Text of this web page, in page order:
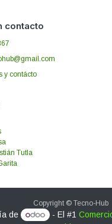
contacto
y contácto
Tutla
Copyright © Tecno-Hub
de - El #1